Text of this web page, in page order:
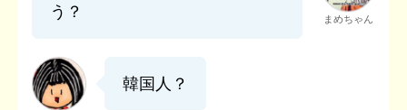
う？
まめちゃん
韓国人？